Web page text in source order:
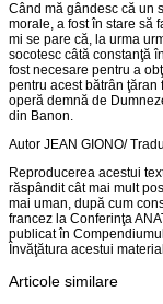
Când mă gândesc că un
morale, a fost în stare să
mi se pare că, la urma
socotesc câtă constanţă
fost necesare pentru a
pentru acest bătrân ţăran
operă demnă de
din Banon.
Autor JEAN GIONO/
Reproducerea acestui
răspândit cât mai mult
mai uman, după cum
francez la Conferinţa
publicat în
Învăţătura acestui
Articole similare